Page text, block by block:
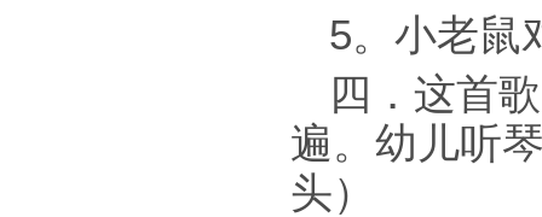
5。小老鼠
四．这首
遍。幼儿听
头）